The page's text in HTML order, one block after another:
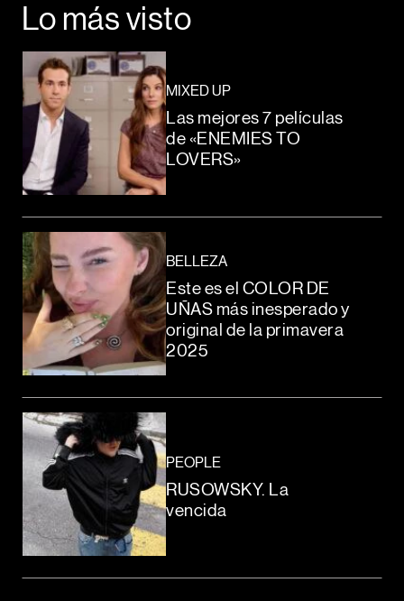
Lo más visto
MIXED UP
Las mejores 7 películas
de «ENEMIES TO
LOVERS»
BELLEZA
Este es el COLOR DE
UÑAS más inesperado y
original de la primavera
2025
PEOPLE
RUSOWSKY. La
vencida